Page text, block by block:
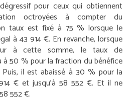
pour ceux qui obtiennent
octroyées à compter du
taux est fixé à 75 % lorsque le
à 43 914 €. En revanche, lorsque
à cette somme, le taux de
à 50 % pour la fraction du bénéfice
Puis, il est abaissé à 30 % pour la
€ et jusqu’à 58 552 €. Et il ne
552 €.